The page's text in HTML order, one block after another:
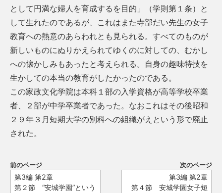
として円満な婦人を育成するを目的」（学則第１条）と
して生れたのであるが、これはまた寺部だい先生の女子
教育への熱意のあらわれとも見られる。すべてのものが
新しいものにぬりかえられてゆくのに対しての、むかし
への懐かしみもあったと考えられる。自身の趣味特技を
生かしての本当の教育がしたかったのである。
この家政文化学院は本科１部の入学資格が高等学校卒業
者、２部が中学卒業者であった。なおこれはその後昭和
２９年３月短期大学の別科への組織がえという形で廃止
された。
前のページ
第3編 第2章
第２節 “安城学園”という
次のページ
第3編 第2章
第４節 安城学園女子短